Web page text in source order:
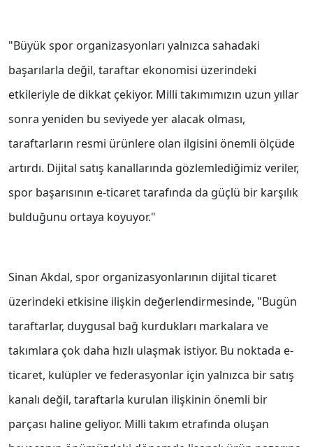
"Büyük spor organizasyonları yalnızca sahadaki
başarılarla değil, taraftar ekonomisi üzerindeki
etkileriyle de dikkat çekiyor. Milli takımımızın uzun yıllar
sonra yeniden bu seviyede yer alacak olması,
taraftarların resmi ürünlere olan ilgisini önemli ölçüde
artırdı. Dijital satış kanallarında gözlemlediğimiz veriler,
spor başarısının e-ticaret tarafında da güçlü bir karşılık
bulduğunu ortaya koyuyor."
Sinan Akdal, spor organizasyonlarının dijital ticaret
üzerindeki etkisine ilişkin değerlendirmesinde, "Bugün
taraftarlar, duygusal bağ kurdukları markalara ve
takımlara çok daha hızlı ulaşmak istiyor. Bu noktada e-
ticaret, kulüpler ve federasyonlar için yalnızca bir satış
kanalı değil, taraftarla kurulan ilişkinin önemli bir
parçası haline geliyor. Milli takım etrafında oluşan